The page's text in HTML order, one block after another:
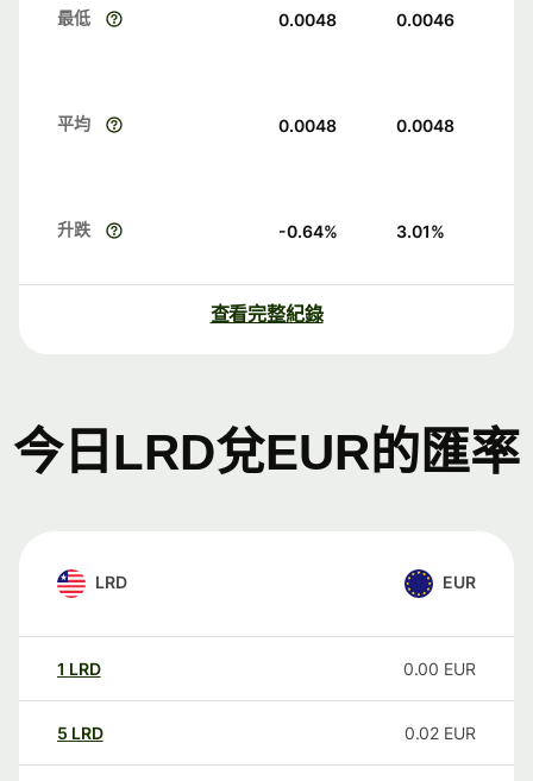
最低 0.0048 0.0046
平均 0.0048 0.0048
升跌 -0.64% 3.01%
查看完整紀錄
今日LRD兌EUR的匯率
LRD EUR
1 LRD 0.00 EUR
5 LRD 0.02 EUR